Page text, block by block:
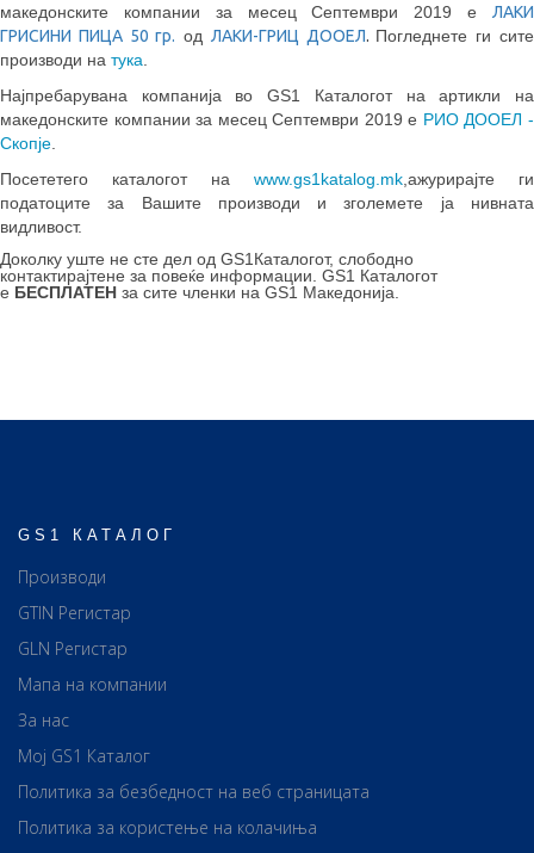
македонските компании за месец Септември 2019 е ЛАКИ
ГРИСИНИ ПИЦА 50гр. од ЛАКИ-ГРИЦ ДООЕЛ. Погледнете ги сите
производи на тука
Најпребарувана компанија во GS1 Каталогот на артикли на
македонските компании за месец Септември 2019 е РИО ДООЕЛ -
Скопје
Посететего каталогот на www.gs1katalog.mk ,ажурирајте ги
податоците за Вашите производи и зголемете ја нивната
видливост.
Доколку уште не сте дел од GS1Каталогот, слободно
контактирајтене за повеќе информации. GS1 Каталогот
е БЕСПЛАТЕН за сите членки на GS1 Македонија.
GS1 КАТАЛОГ
Производи
GTIN Регистар
GLN Регистар
Мапа на компании
За нас
Мој GS1 Каталог
Политика за безбедност на веб страницата
Политика за користење на колачиња